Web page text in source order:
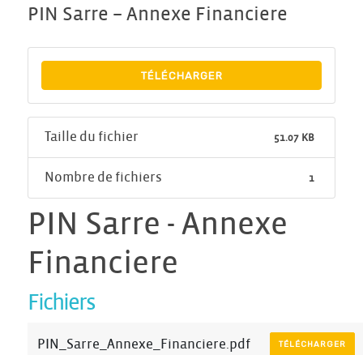
PIN Sarre – Annexe Financiere
TÉLÉCHARGER
Taille du fichier 51.07 KB
Nombre de fichiers 1
PIN Sarre - Annexe
Financiere
Fichiers
PIN_Sarre_Annexe_Financiere.pdf TÉLÉCHARGER